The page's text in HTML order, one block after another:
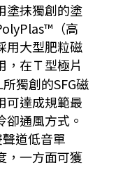
塗抹獨創的塗
（高
用大型肥粒磁
，在Ｔ型極片
獨創的SFG磁
可達成規範最
通風方式。
道低音單
，一方面可獲